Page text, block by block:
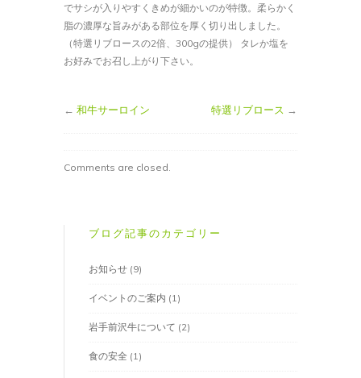
ロ
ー
ス
は
でサシが入りやすくきめが細かいのが特徴。柔らかく
脂の濃厚な旨みがある部位を厚く切り出しました。
（特選リブロースの2倍、300gの提供） タレか塩を
お好みでお召し上がり下さい。
← 和牛サーロイン 特選リブロース →
Comments are closed.
ブログ記事のカテゴリー
お知らせ (9)
イベントのご案内 (1)
岩手前沢牛について (2)
食の安全 (1)